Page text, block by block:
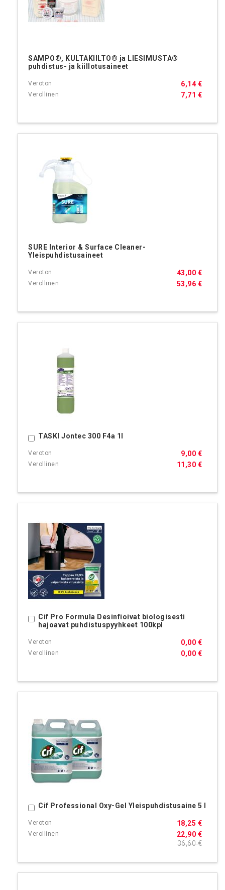
SAMPO®, KULTAKIILTO® ja LIESIMUSTA®
puhdistus- ja kiillotusaineet
7,71 €
6,14 €
SURE Interior & Surface Cleaner-
Yleispuhdistusaineet
53,96 €
43,00 €
TASKI Jontec 300 F4a 1l
11,30 €
9,00 €
Ostoskoriin
Cif Pro Formula Desinfioivat biologisesti
hajoavat puhdistuspyyhkeet 100kpl
0,00 €
0,00 €
Ostoskoriin
Cif Professional Oxy-Gel Yleispuhdistusaine 5 l
22,90 €
18,25 €
36,60 €
Ostoskoriin